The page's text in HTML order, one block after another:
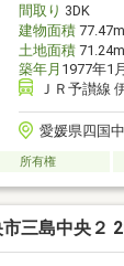
間取り 3DK
建物面積77.47m
土地面積71.24m
築年月 1977年1
ＪＲ予讃線
愛媛県四国
所有権
三島中央２